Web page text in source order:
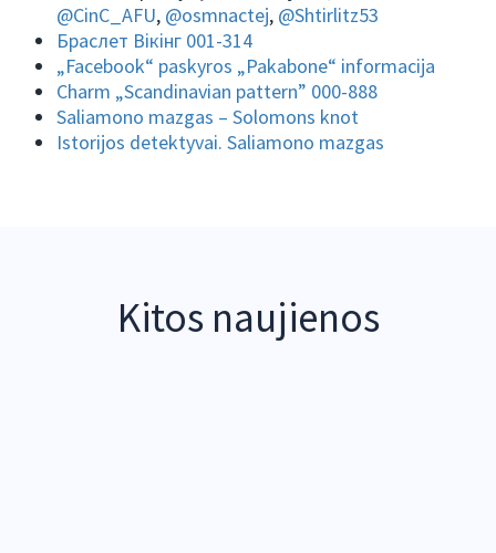
@CinC_AFU, @osmnactej, @Shtirlitz53
Браслет Вікінг 001-314
„Facebook“ paskyros „Pakabone“ informacija
Charm „Scandinavian pattern” 000-888
Saliamono mazgas – Solomons knot
Istorijos detektyvai. Saliamono mazgas
Kitos naujienos